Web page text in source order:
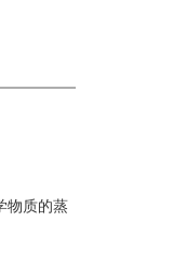
物质的蒸